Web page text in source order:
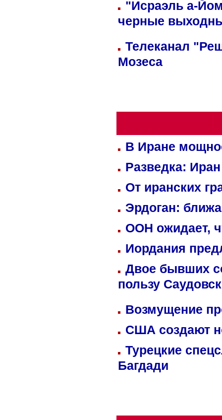
"Исраэль а-
черные
Телеканал
Мозеса
В Иране
Разведка:
От иранских
Эрдоган:
ООН ожидает,
Иордания
Двое бывших
пользу
Возмущение
США создают
Турецкие
Багдади